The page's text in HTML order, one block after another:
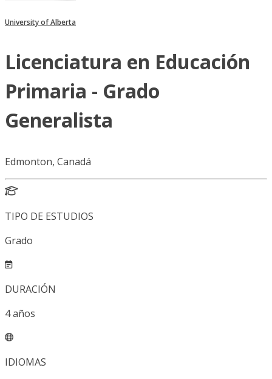
University of Alberta
Licenciatura en Educación
Primaria - Grado
Generalista
Edmonton, Canadá
TIPO DE ESTUDIOS
Grado
DURACIÓN
4años
IDIOMAS